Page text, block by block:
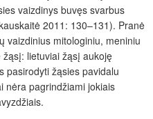
vaizdinys buvęs svarbus
2011: 130–131). Pranė
vaizdinius mitologiniu, meniniu
lietuviai žąsį aukoję
pasirodyti žąsies pavidalu
nėra pagrindžiami jokiais